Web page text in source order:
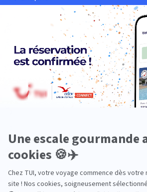
En solo
En train
Entre amis
Ethique